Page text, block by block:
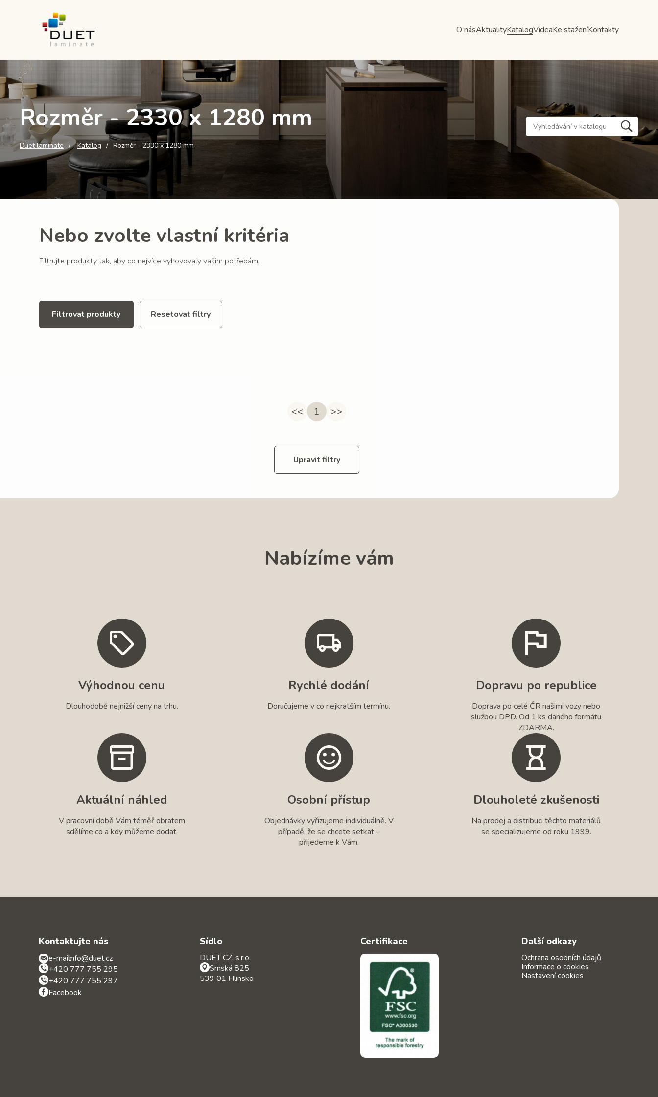
O násAktualityKatalogVideaKe staženíKontakty
Rozměr - 2330 x 1280 mm
Duet laminate Katalog Rozměr - 2330 x 1280 mm
Nebo zvolte vlastní kritéria
Filtrujte produkty tak, aby co nejvíce vyhovovaly vašim potřebám.
Filtrovat produkty Resetovat filtry
<< 1 >>
Upravit filtry
Nabízíme vám
Výhodnou cenu
Dlouhodobě nejnižší ceny na trhu.
Rychlé dodání
Doručujeme v co nejkratším termínu.
Dopravu po republice
Doprava po celé ČR našimi vozy nebo
službou DPD. Od 1 ks daného formátu
ZDARMA.
Aktuální náhled
V pracovní době Vám téměř obratem
sdělíme co a kdy můžeme dodat.
Osobní přístup
Objednávky vyřizujeme individuálně. V
případě, že se chcete setkat -
přijedeme k Vám.
Dlouholeté zkušenosti
Na prodej a distribuci těchto materiálů
se specializujeme od roku 1999.
Kontaktujte nás
e-mail:info@duet.cz
+420 777 755 295
+420 777 755 297
Facebook
Sídlo
DUET CZ, s.r.o.
Srnská 825
539 01 Hlinsko
Certifikace Další odkazy
Ochrana osobních údajů
Informace o cookies
Nastavení cookies